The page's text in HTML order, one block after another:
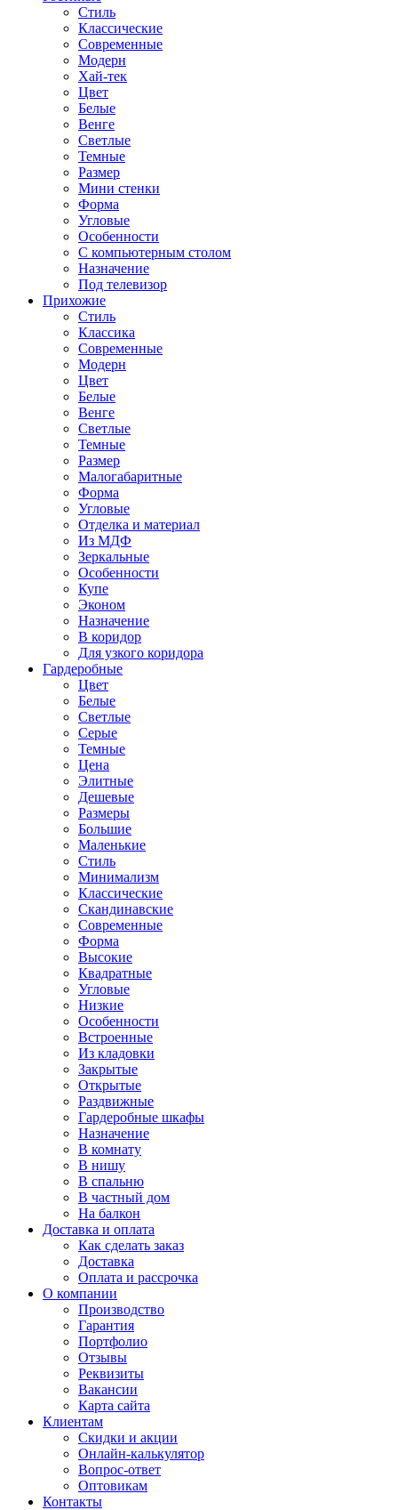
Стиль
Классические
Современные
Модерн
Хай-тек
Цвет
Белые
Венге
Светлые
Темные
Размер
Мини стенки
Форма
Угловые
Особенности
С компьютерным столом
Назначение
Под телевизор
Прихожие
Стиль
Классика
Современные
Модерн
Цвет
Белые
Венге
Светлые
Темные
Размер
Малогабаритные
Форма
Угловые
Отделка и материал
Из МДФ
Зеркальные
Особенности
Купе
Эконом
Назначение
В коридор
Для узкого коридора
Гардеробные
Цвет
Белые
Светлые
Серые
Темные
Цена
Элитные
Дешевые
Размеры
Большие
Маленькие
Стиль
Минимализм
Классические
Скандинавские
Современные
Форма
Высокие
Квадратные
Угловые
Низкие
Особенности
Встроенные
Из кладовки
Закрытые
Открытые
Раздвижные
Гардеробные шкафы
Назначение
В комнату
В нишу
В спальню
В частный дом
На балкон
Доставка и оплата
Как сделать заказ
Доставка
Оплата и рассрочка
О компании
Производство
Гарантия
Портфолио
Отзывы
Реквизиты
Вакансии
Карта сайта
Клиентам
Скидки и акции
Онлайн-калькулятор
Вопрос-ответ
Оптовикам
Контакты